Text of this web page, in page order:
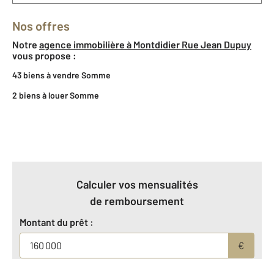
Nos offres
Notre agence immobilière à Montdidier Rue Jean Dupuy
vous propose :
43 biens à vendre Somme
2 biens à louer Somme
Calculer vos mensualités
de remboursement
Montant du prêt :
€